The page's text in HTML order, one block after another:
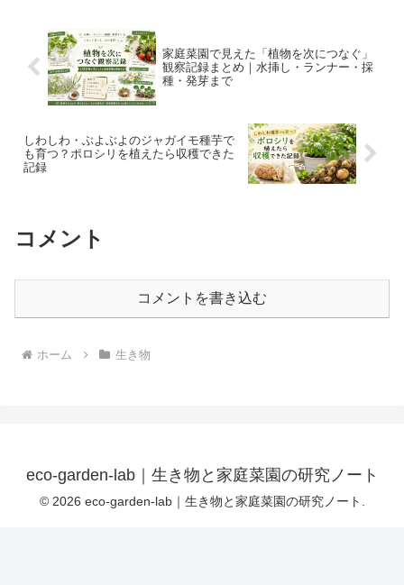
家庭菜園で見えた「植物を次につなぐ」
観察記録まとめ｜水挿し・ランナー・採
種・発芽まで
しわしわ・ぶよぶよのジャガイモ種芋で
も育つ？ポロシリを植えたら収穫できた
記録
コメント
コメントを書き込む
ホーム 生き物
eco-garden-lab｜生き物と家庭菜園の研究ノート
© 2026 eco-garden-lab｜生き物と家庭菜園の研究ノート.